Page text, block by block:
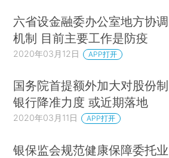
六省设金融委办公室地方协调
机制 目前主要工作是防疫
2020年03月12日 APP打开
国务院首提额外加大对股份制
银行降准力度 或近期落地
2020年03月11日 APP打开
银保监会规范健康保障委托业